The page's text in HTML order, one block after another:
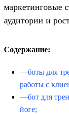
маркетинговые
аудитории и
Содержание:
боты для
работы с
бот для
йоге;